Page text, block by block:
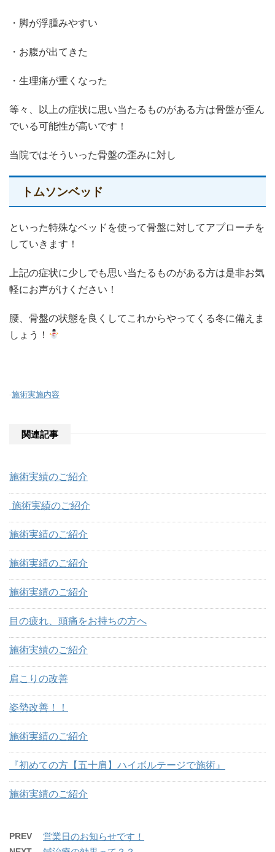
・脚が浮腫みやすい
・お腹が出てきた
・生理痛が重くなった
等々、以上の症状に思い当たるものがある方は骨盤が歪ん
でいる可能性が高いです！
当院ではそういった骨盤の歪みに対し
トムソンベッド
といった特殊なベッドを使って骨盤に対してアプローチを
していきます！
上記の症状に少しでも思い当たるものがある方は是非お気
軽にお声がけください！
腰、骨盤の状態を良くしてこれからやってくる冬に備えま
しょう！
-施術実施内容
関連記事
施術実績のご紹介
施術実績のご紹介
施術実績のご紹介
施術実績のご紹介
施術実績のご紹介
目の疲れ、頭痛をお持ちの方へ
施術実績のご紹介
肩こりの改善
姿勢改善！！
施術実績のご紹介
『初めての方【五十肩】ハイボルテージで施術』
施術実績のご紹介
PREV 営業日のお知らせです！